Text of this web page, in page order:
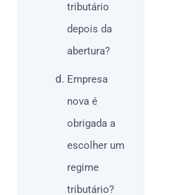
tributário
depois da
abertura?
Empresa
nova é
obrigada a
escolher um
regime
tributário?